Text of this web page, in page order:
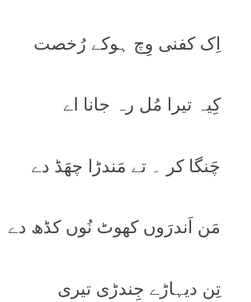
اِک کفنی وِچ ہوکے رُخصت
کِیہ تیرا مُل رہ جانا اے
چَنگا کر ۔ تے مَندڑا چھَڈ دے
مَن اَندرَوں کھوٹ نُوں کڈھ دے
تِن دیہاڑے جِندڑی تیری